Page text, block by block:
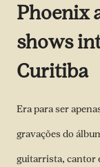
Phoenix
shows
Curitiba
Era para ser
gravações do
guitarrista, cantor